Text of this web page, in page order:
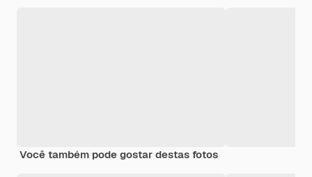
Você também pode gostar destas fotos